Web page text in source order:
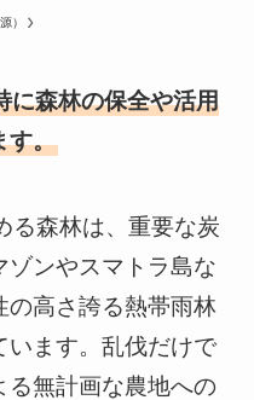
）
に森林の保全や活用
す。
る森林は、重要な炭
ンやスマトラ島な
の高さ誇る熱帯雨林
います。乱伐だけで
る無計画な農地への